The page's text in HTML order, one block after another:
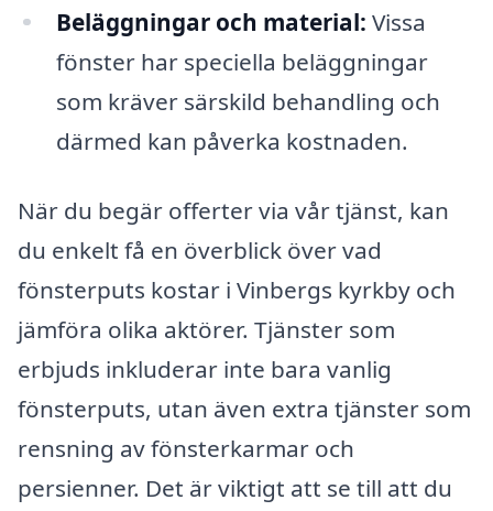
Beläggningar och material: Vissa
fönster har speciella beläggningar
som kräver särskild behandling och
därmed kan påverka kostnaden.
När du begär offerter via vår tjänst, kan
du enkelt få en överblick över vad
fönsterputs kostar i Vinbergs kyrkby och
jämföra olika aktörer. Tjänster som
erbjuds inkluderar inte bara vanlig
fönsterputs, utan även extra tjänster som
rensning av fönsterkarmar och
persienner. Det är viktigt att se till att du